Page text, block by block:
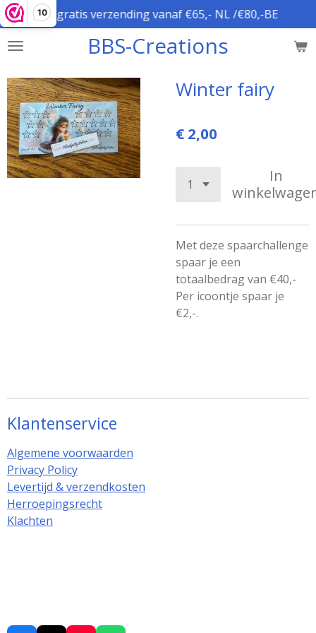
10
Ga
direct
naar
hoofdinhoud
BBS-Creations
gratis verzending vanaf €65,- NL /€80,-BE
Winter fairy
€ 2,00
In
Met deze spaarchallenge
spaar je een
totaalbedrag van €40,-
Per icoontje spaar je
€2,-.
Klantenservice
Algemene voorwaarden
Privacy Policy
Levertijd & verzendkosten
Herroepingsrecht
Klachten